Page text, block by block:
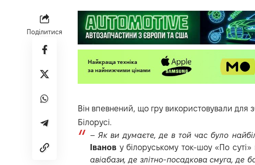
Поділитися
Він впевнений, що гру використовували для
Білорусі.
– Як ви думаєте, де в той час було
Іванов у білоруському ток-шоу «По
авіабази, де злітно-посадкова смуга, де